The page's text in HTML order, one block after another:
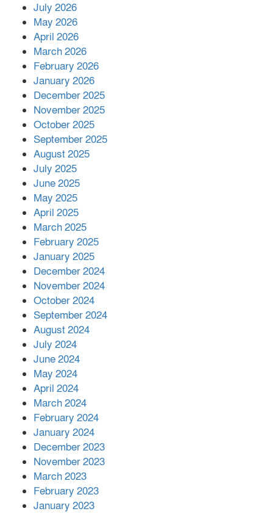
পর ফোন তারেক রহমানের,গ্যাস সঙ্কট
সহায়তা দিলেন সাচিং প্রু জেরী
July 2026
May 2026
April 2026
March 2026
February 2026
January 2026
December 2025
November 2025
October 2025
September 2025
August 2025
July 2025
June 2025
May 2025
April 2025
March 2025
February 2025
January 2025
December 2024
November 2024
October 2024
September 2024
August 2024
July 2024
June 2024
May 2024
April 2024
March 2024
February 2024
January 2024
December 2023
November 2023
March 2023
February 2023
January 2023